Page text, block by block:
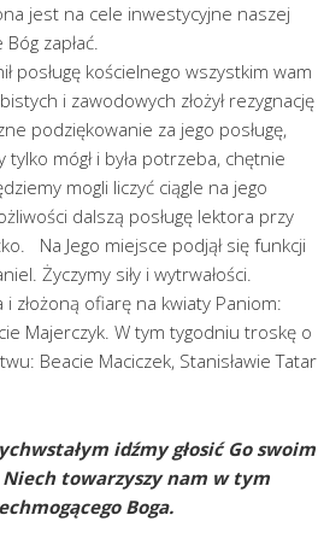
jest na cele inwestycyjne naszej
zapłać.
posługę kościelnego wszystkim wam
i zawodowych złożył rezygnację
podziękowanie za jego posługę,
mógł i była potrzeba, chętnie
mogli liczyć ciągle na jego
dalszą posługę lektora przy
Na Jego miejsce podjął się funkcji
Życzymy siły i wytrwałości.
i złożoną ofiarę na kwiaty Paniom:
Majerczyk. W tym tygodniu troskę o
Beacie Maciczek, Stanisławie Tatar
idźmy głosić Go swoim
Niech towarzyszy nam w tym
Boga.